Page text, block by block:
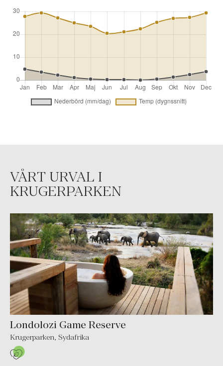
VÅRT URVAL I
KRUGERPARKEN
Londolozi Game Reserve
Krugerparken, Sydafrika